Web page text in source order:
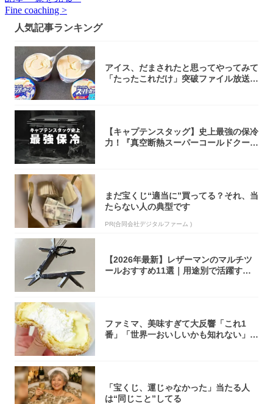
Fine coaching >
人気記事ランキング
アイス、だまされたと思ってやってみて
「たったこれだけ」突破ファイル放送で
【キャプテンスタッグ】史上最強の保冷
力！『真空断熱スーパーコールドクーラ
まだ宝くじ“適当に”買ってる？それ、当
たらない人の典型です
PR(合同会社デジタルファーム )
【2026年最新】レザーマンのマルチツ
ールおすすめ11選｜用途別で活躍する
ファミマ、美味すぎて大反響「これ1
番」「世界一おいしいかも知れない」
「宝くじ、運じゃなかった」当たる人
は“同じこと”してる